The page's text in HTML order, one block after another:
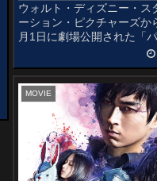
ウォルト・ディズニー・ス
ーション・ピクチャーズか
月1日に劇場公開された「
ツ・オブ・カリビアン / 最
の感想記事です。『パイレ
ブ・カリビアン』シリーズ
となる作品です。オススメ
MOVIE